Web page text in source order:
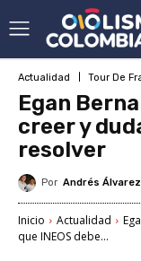
Actualidad Tour De
Egan
creer y
resolver
Por Andrés
Inicio Actualidad
que INEOS debe...